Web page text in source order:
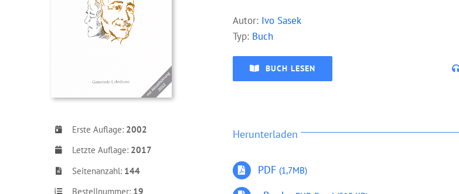
Erste Auflage: 2002
Letzte Auflage: 2017
Seitenanzahl: 144
Bestellnummer: 19
Autor: Ivo Sasek
Typ: Buch
BUCH LESEN
Herunterladen
PDF (1,7MB)